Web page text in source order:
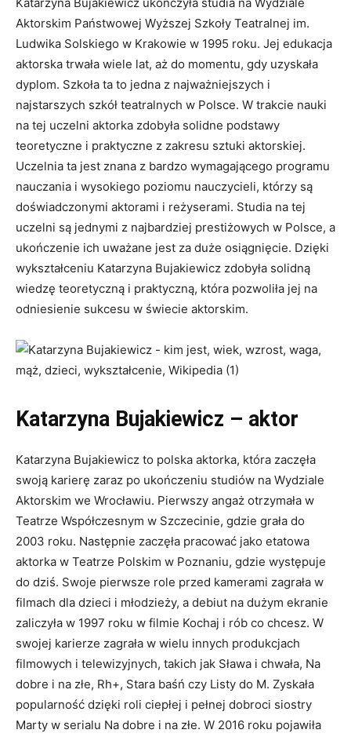
Aktorskim Państwowej Wyższej Szkoły Teatralnej im.
Ludwika Solskiego w Krakowie w 1995 roku. Jej edukacja
aktorska trwała wiele lat, aż do momentu, gdy uzyskała
dyplom. Szkoła ta to jedna z najważniejszych i
najstarszych szkół teatralnych w Polsce. W trakcie nauki
na tej uczelni aktorka zdobyła solidne podstawy
teoretyczne i praktyczne z zakresu sztuki aktorskiej.
Uczelnia ta jest znana z bardzo wymagającego programu
nauczania i wysokiego poziomu nauczycieli, którzy są
doświadczonymi aktorami i reżyserami. Studia na tej
uczelni są jednymi z najbardziej prestiżowych w Polsce, a
ukończenie ich uważane jest za duże osiągnięcie. Dzięki
wykształceniu Katarzyna Bujakiewicz zdobyła solidną
wiedzę teoretyczną i praktyczną, która pozwoliła jej na
odniesienie sukcesu w świecie aktorskim.
Katarzyna Bujakiewicz – aktor
Katarzyna Bujakiewicz to polska aktorka, która zaczęła
swoją karierę zaraz po ukończeniu studiów na Wydziale
Aktorskim we Wrocławiu. Pierwszy angaż otrzymała w
Teatrze Współczesnym w Szczecinie, gdzie grała do
2003 roku. Następnie zaczęła pracować jako etatowa
aktorka w Teatrze Polskim w Poznaniu, gdzie występuje
do dziś. Swoje pierwsze role przed kamerami zagrała w
filmach dla dzieci i młodzieży, a debiut na dużym ekranie
zaliczyła w 1997 roku w filmie Kochaj i rób co chcesz. W
swojej karierze zagrała w wielu innych produkcjach
filmowych i telewizyjnych, takich jak Sława i chwała, Na
dobre i na złe, Rh+, Stara baśń czy Listy do M. Zyskała
popularność dzięki roli ciepłej i pełnej dobroci siostry
Marty w serialu Na dobre i na złe. W 2016 roku pojawiła